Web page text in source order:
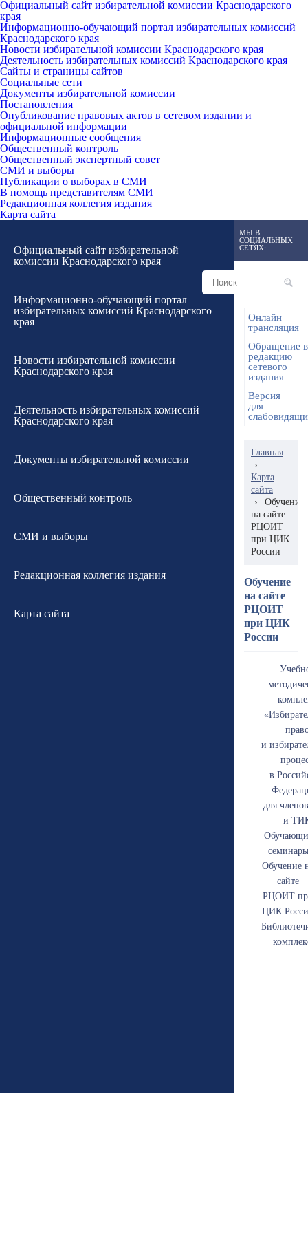
Официальный сайт избирательной комиссии Краснодарского
края
Информационно-обучающий портал избирательных комиссий
Краснодарского края
Новости избирательной комиссии Краснодарского края
Деятельность избирательных комиссий Краснодарского края
Сайты и страницы сайтов
Социальные сети
Документы избирательной комиссии
Постановления
Опубликование правовых актов в сетевом издании и
официальной информации
Информационные сообщения
Общественный контроль
Общественный экспертный совет
СМИ и выборы
Публикации о выборах в СМИ
В помощь представителям СМИ
Редакционная коллегия издания
Карта сайта
Официальный сайт избирательной
комиссии Краснодарского края
Информационно-обучающий портал
избирательных комиссий Краснодарского
края
Новости избирательной комиссии
Краснодарского края
Деятельность избирательных комиссий
Краснодарского края
Документы избирательной комиссии
Общественный контроль
СМИ и выборы
Редакционная коллегия издания
Карта сайта
МЫ В
СОЦИАЛЬНЫХ
СЕТЯХ:
Онлайн
трансляция
Обращение в
редакцию
сетевого
издания
Версия
для
Главная
›
Карта
сайта
›
Обучение
на сайте
РЦОИТ
при ЦИК
России
Обучение
на сайте
РЦОИТ
при ЦИК
России
и
в
для
и
семинары
Обучение
сайте
РЦОИТ
ЦИК